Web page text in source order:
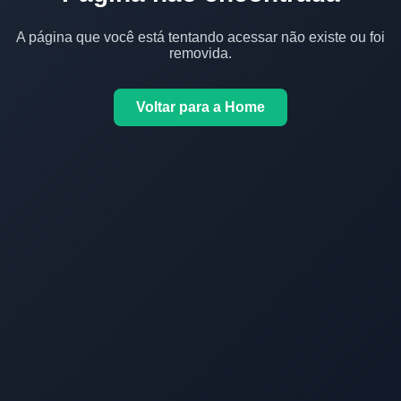
A página que você está tentando acessar não existe ou foi
removida.
Voltar para a Home